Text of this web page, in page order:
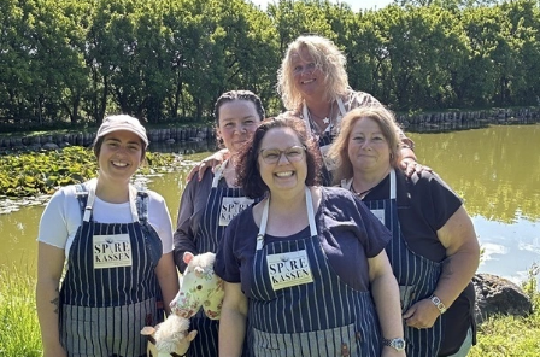
aldrig vidste, du manglede!
Se nærmere på frøkassen Vild med nytteplanter